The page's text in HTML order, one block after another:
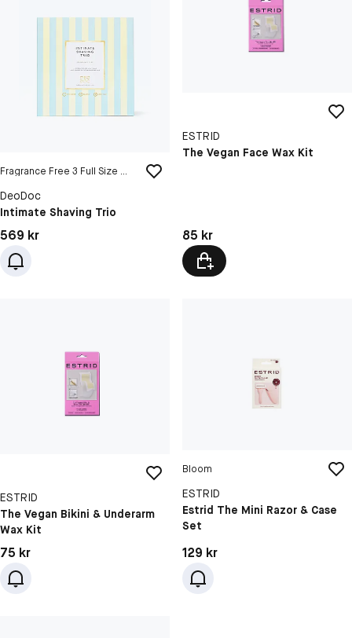
Fragrance Free 3 Full Size Products
DeoDoc
Intimate Shaving Trio
Pris: 569 kr
569 kr
ESTRID
The Vegan Face Wax Kit
Pris: 85 kr
85 kr
ESTRID
The Vegan Bikini & Underarm
Wax Kit
Pris: 75 kr
75 kr
Bloom
ESTRID
Estrid The Mini Razor & Case
Set
Pris: 129 kr
129 kr